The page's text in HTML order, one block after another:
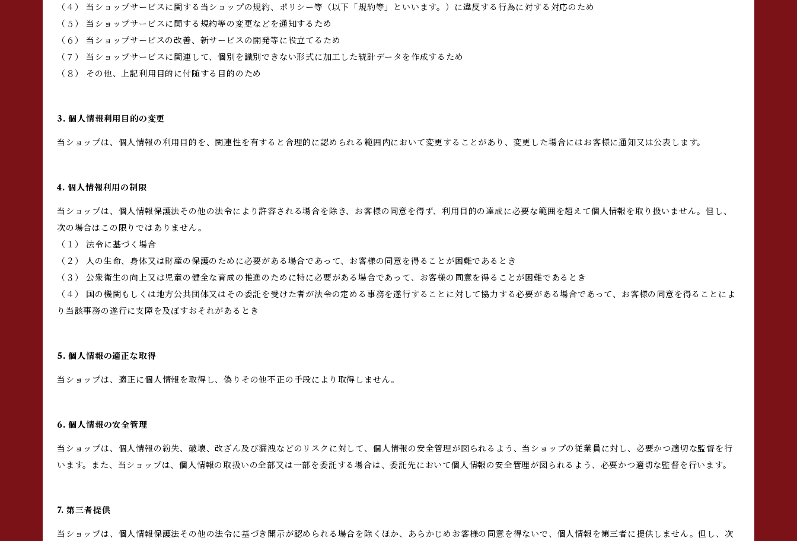
（４） 当ショップサービスに関する当ショップの規約、ポリシー等（以下「規約等」といいます。）に違反する行為に対する対応のため
（５） 当ショップサービスに関する規約等の変更などを通知するため
（６） 当ショップサービスの改善、新サービスの開発等に役立てるため
（７） 当ショップサービスに関連して、個別を識別できない形式に加工した統計データを作成するため
（８） その他、上記利用目的に付随する目的のため
3. 個人情報利用目的の変更
当ショップは、個人情報の利用目的を、関連性を有すると合理的に認められる範囲内において変更することがあり、変更した場合にはお客様に通知又は公表します。
4. 個人情報利用の制限
当ショップは、個人情報保護法その他の法令により許容される場合を除き、お客様の同意を得ず、利用目的の達成に必要な範囲を超えて個人情報を取り扱いません。但し、
次の場合はこの限りではありません。
（１） 法令に基づく場合
（２） 人の生命、身体又は財産の保護のために必要がある場合であって、お客様の同意を得ることが困難であるとき
（３） 公衆衛生の向上又は児童の健全な育成の推進のために特に必要がある場合であって、お客様の同意を得ることが困難であるとき
（４） 国の機関もしくは地方公共団体又はその委託を受けた者が法令の定める事務を遂行することに対して協力する必要がある場合であって、お客様の同意を得ることによ
り当該事務の遂行に支障を及ぼすおそれがあるとき
5. 個人情報の適正な取得
当ショップは、適正に個人情報を取得し、偽りその他不正の手段により取得しません。
6. 個人情報の安全管理
当ショップは、個人情報の紛失、破壊、改ざん及び漏洩などのリスクに対して、個人情報の安全管理が図られるよう、当ショップの従業員に対し、必要かつ適切な監督を行
います。また、当ショップは、個人情報の取扱いの全部又は一部を委託する場合は、委託先において個人情報の安全管理が図られるよう、必要かつ適切な監督を行います。
7. 第三者提供
当ショップは、個人情報保護法その他の法令に基づき開示が認められる場合を除くほか、あらかじめお客様の同意を得ないで、個人情報を第三者に提供しません。但し、次